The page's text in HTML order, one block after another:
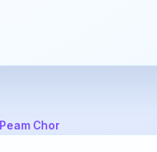
Peam Chor